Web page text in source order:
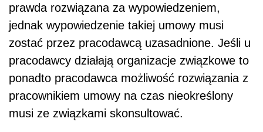
prawda rozwiązana za wypowiedzeniem,
jednak wypowiedzenie takiej umowy musi
zostać przez pracodawcą uzasadnione. Jeśli u
pracodawcy działają organizacje związkowe to
ponadto pracodawca możliwość rozwiązania z
pracownikiem umowy na czas nieokreślony
musi ze związkami skonsultować.